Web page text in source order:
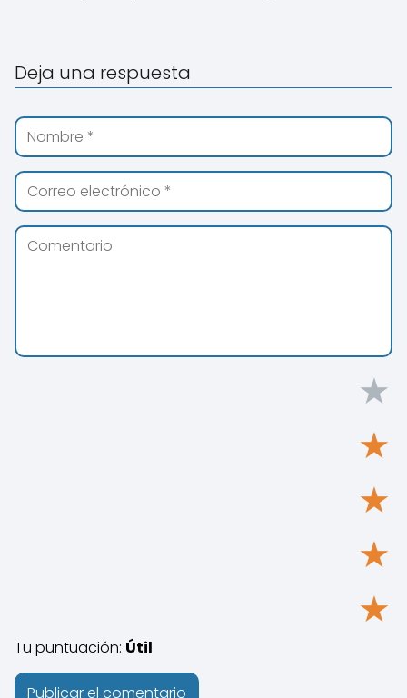
Deja una respuesta
★
★
★
★
★
Tu puntuación: Útil